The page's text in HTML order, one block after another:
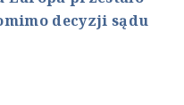
decyzji sądu